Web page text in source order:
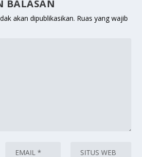
BALASAN
akan dipublikasikan. Ruas yang wajib